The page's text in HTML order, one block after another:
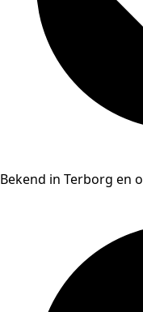
Bekend in Terborg en